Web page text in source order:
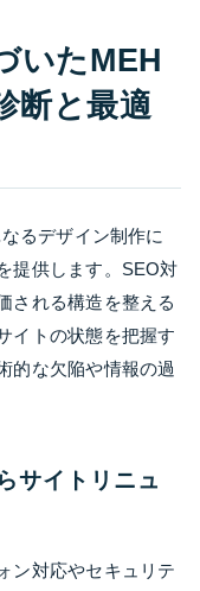
いたMEH
断と最適
るデザイン制作に
提供します。SEO対
される構造を整える
イトの状態を把握す
的な欠陥や情報の過
サイトリニュ
ン対応やセキュリテ